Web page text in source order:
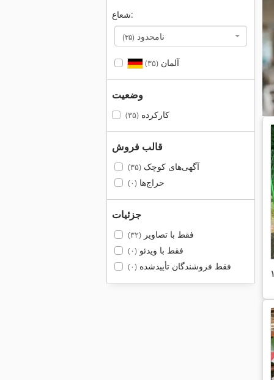
شعاع:
نامحدود (۳۵)
آلمان(۳۵)
وضعیت
کارکرده(۳۵)
قالب فروش
آگهی‌های کوچک(۳۵)
حراج‌ها(۰)
جزئیات
فقط با تصاویر(۳۲)
فقط با ویدئو(۰)
فقط فروشندگان تأییدشده(۰)